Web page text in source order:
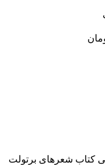
کتاب شعرهای برتولت